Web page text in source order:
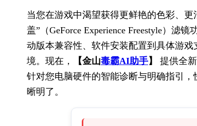
当您在游戏中渴望获得更鲜艳的色彩、
盖”（GeForce Experience Freestyle）滤
动版本兼容性、软件安装配置到具体游
境。现在，
【金山毒霸AI助手】
提供全
针对您电脑硬件的智能诊断与明确指引
晰明了。